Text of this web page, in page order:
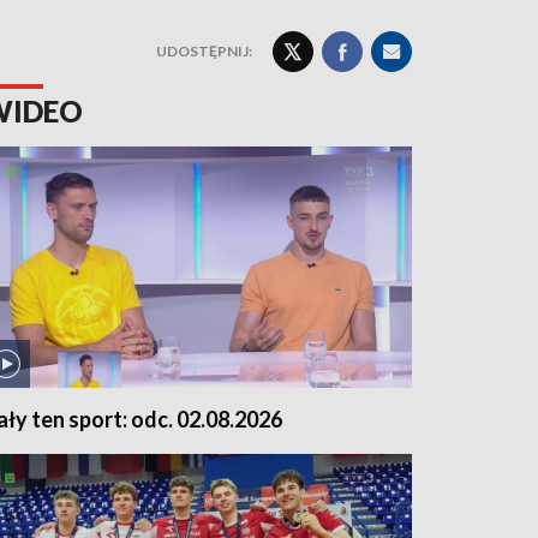
UDOSTĘPNIJ:
ten sport: odc. 02.08.2026